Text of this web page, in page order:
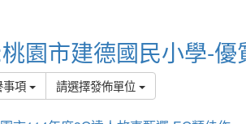
園市建德國民小學-優
事項 請選擇發佈單位